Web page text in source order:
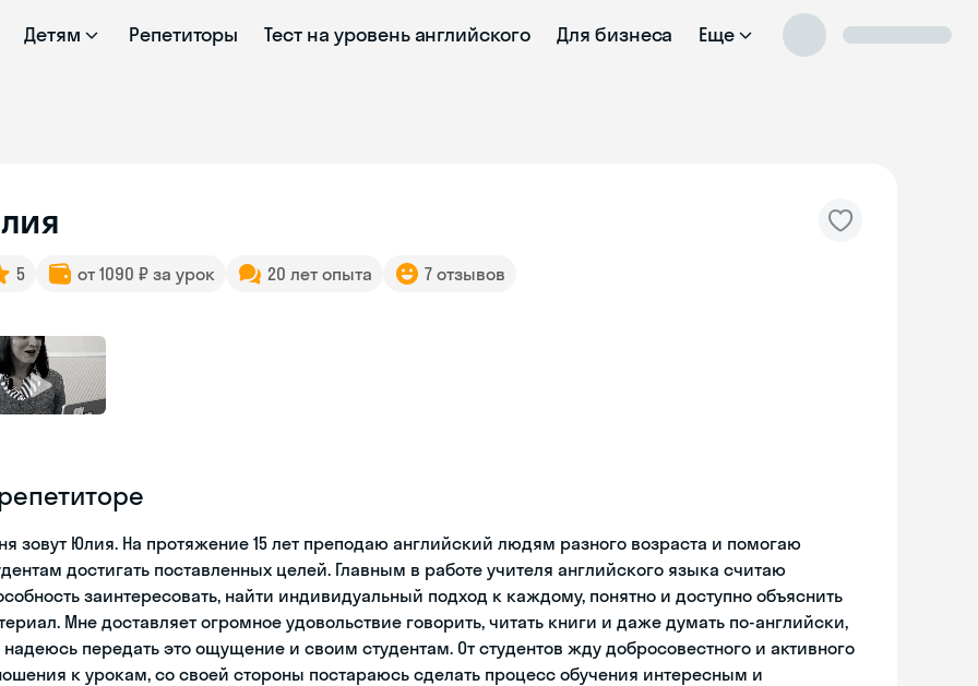
Детям Репетиторы Тест на уровень английского Для бизнеса Еще
5 от 1090 ₽ за урок 20 лет опыта 7 отзывов
зовут Юлия. На протяжение 15 лет преподаю английский людям разного возраста и помогаю
достигать поставленных целей. Главным в работе учителя английского языка считаю
заинтересовать, найти индивидуальный подход к каждому, понятно и доступно объяснить
Мне доставляет огромное удовольствие говорить, читать книги и даже думать по-английски,
надеюсь передать это ощущение и своим студентам. От студентов жду добросовестного и активного
к урокам, со своей стороны постараюсь сделать процесс обучения интересным и